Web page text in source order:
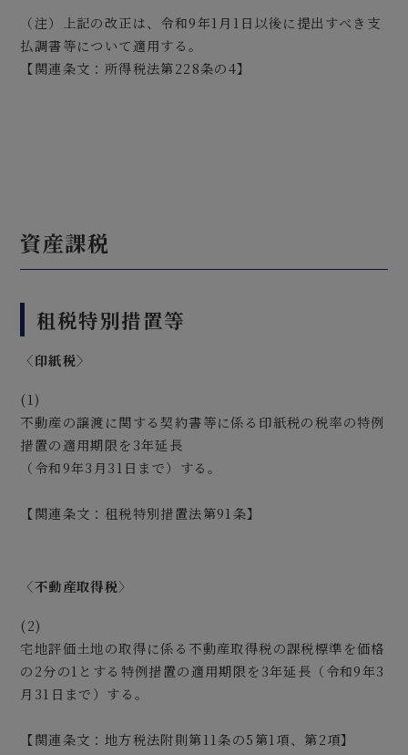
（注）上記の改正は、令和9年1月1日以後に提出すべき支
払調書等について適用する。
【関連条文：所得税法第228条の4】
資産課税
租税特別措置等
〈印紙税〉
(1)
不動産の譲渡に関する契約書等に係る印紙税の税率の特例
措置の適用期限を3年延長
（令和9年3月31日まで）する。
【関連条文：租税特別措置法第91条】
〈不動産取得税〉
(2)
宅地評価土地の取得に係る不動産取得税の課税標準を価格
の2分の1とする特例措置の適用期限を3年延長（令和9年3
月31日まで）する。
【関連条文：地方税法附則第11条の5第1項、第2項】